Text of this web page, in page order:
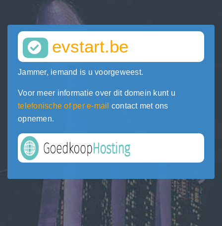
evstart.be
Jammer, iemand is u voorgeweest.
Voor meer informatie over dit domein kunt u
telefonische of per e-mail contact met ons
opnemen.